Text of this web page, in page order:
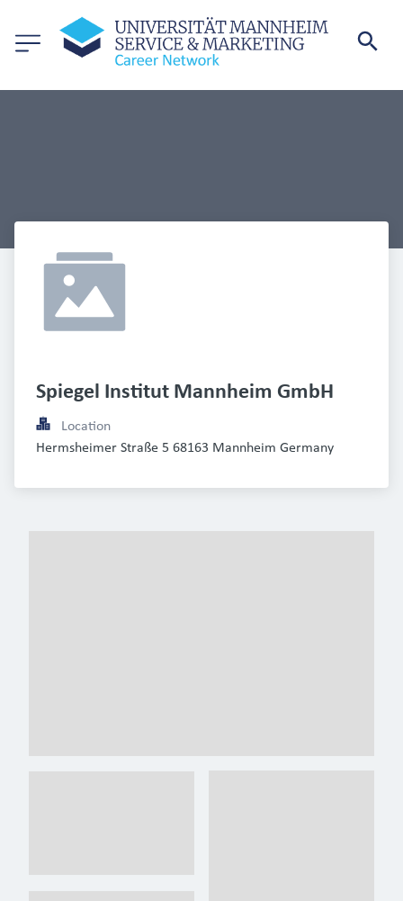
Spiegel Institut Mannheim GmbH
Location
Hermsheimer Straße 5 68163 Mannheim Germany